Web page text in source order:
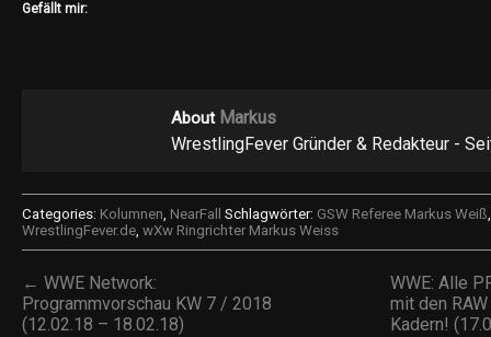
Gefällt mir:
About Markus
WrestlingFever Gründer & Redakteur -
Categories: Kolumnen, NearFall Schlagwörter: GSW Referee Markus Weiß
WrestlingFever.de, wXw Ringrichter Markus Weiss
← WWE Network:
Programmvorschau KW 7 / 2018
(12.02.18 – 18.02.18)
WWE: Alle
mit den
Kadern!